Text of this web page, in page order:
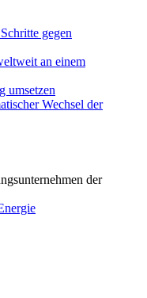
gegen
an einem
umsetzen
Wechsel der
der